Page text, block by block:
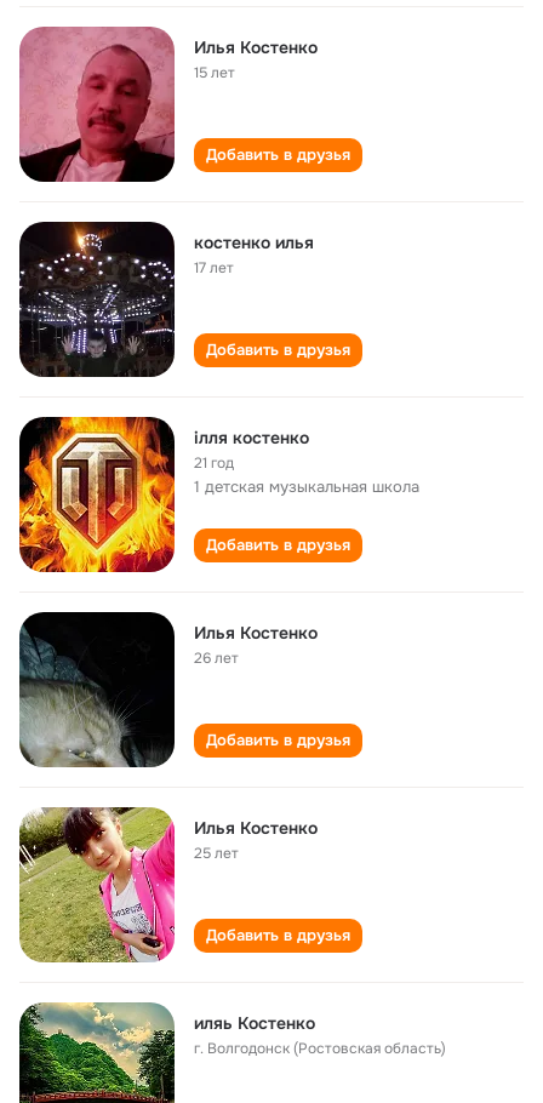
Илья Костенко
15 лет
Добавить в друзья
костенко илья
17 лет
Добавить в друзья
ілля костенко
21 год
1 детская музыкальная школа
Добавить в друзья
Илья Костенко
26 лет
Добавить в друзья
Илья Костенко
25 лет
Добавить в друзья
иляь Костенко
г. Волгодонск (Ростовская область)